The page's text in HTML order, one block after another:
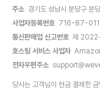
주소 경기도 성남시 분당구 분
사업자등록번호 716-87-
통신판매업 신고번호 제
호스팅 서비스 사업자
전자우편주소
당사는 고객님이 현금 결제한